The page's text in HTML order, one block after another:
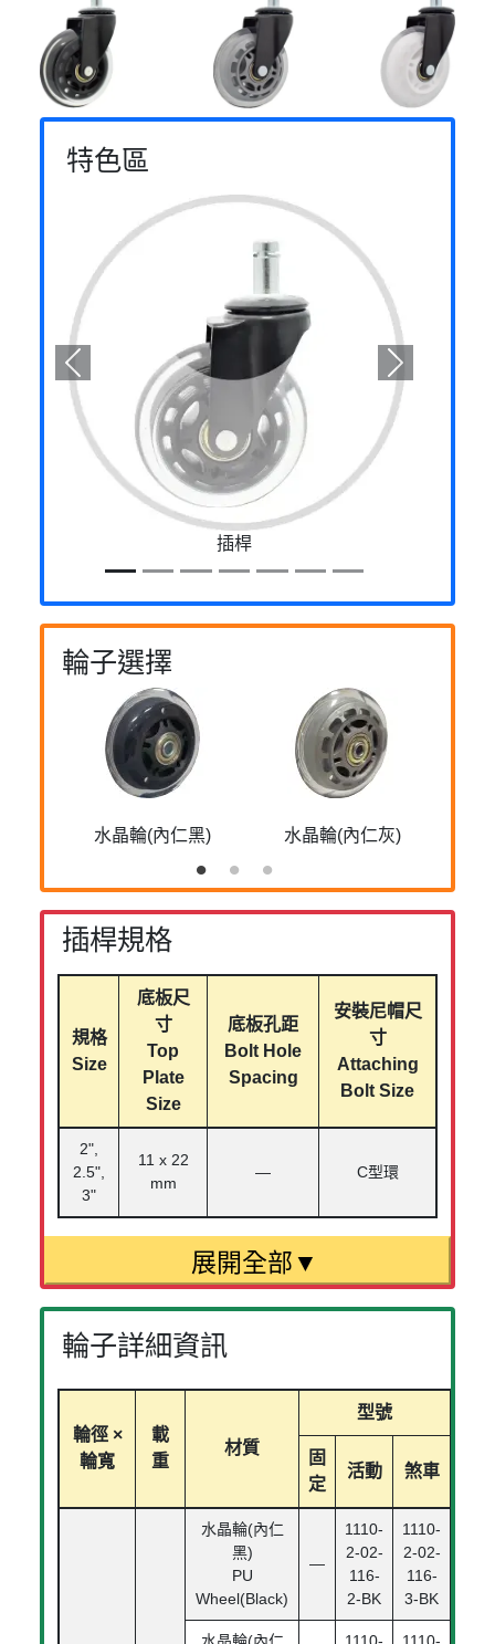
特色區
插桿
Previous Next
輪子選擇
水晶輪(內仁黑) 水晶輪(內仁灰)
插桿規格
規格
Size
底板尺
寸
Top
Plate
Size
底板孔距
Bolt Hole
Spacing
安裝尼帽尺
寸
Attaching
Bolt Size
2",
2.5",
3"
11 x 22
mm
— C型環
輪子詳細資訊
輪徑 ×
輪寬
載
重
材質
型號
固
定
活動 煞車
水晶輪(內仁
黑)
PU
Wheel(Black)
—
1110-
2-02-
116-
2-BK
1110-
2-02-
116-
3-BK